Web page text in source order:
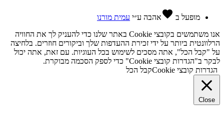
מופעל ב favoriteאהבה ע״י עמית מורנו
אנו משתמשים בקובצי Cookie באתר שלנו כדי להעניק לך את החוויה
הרלוונטית ביותר על ידי זכירת ההעדפות שלך וביקורים חוזרים. בלחיצה
על "קבל הכל", אתה מסכים לשימוש בכל העוגיות. עם זאת, אתה יכול
לבקר ב"הגדרות קובצי Cookie" כדי לספק הסכמה מבוקרת.
הגדרות קובצי Cookie
קבל הכל
Close